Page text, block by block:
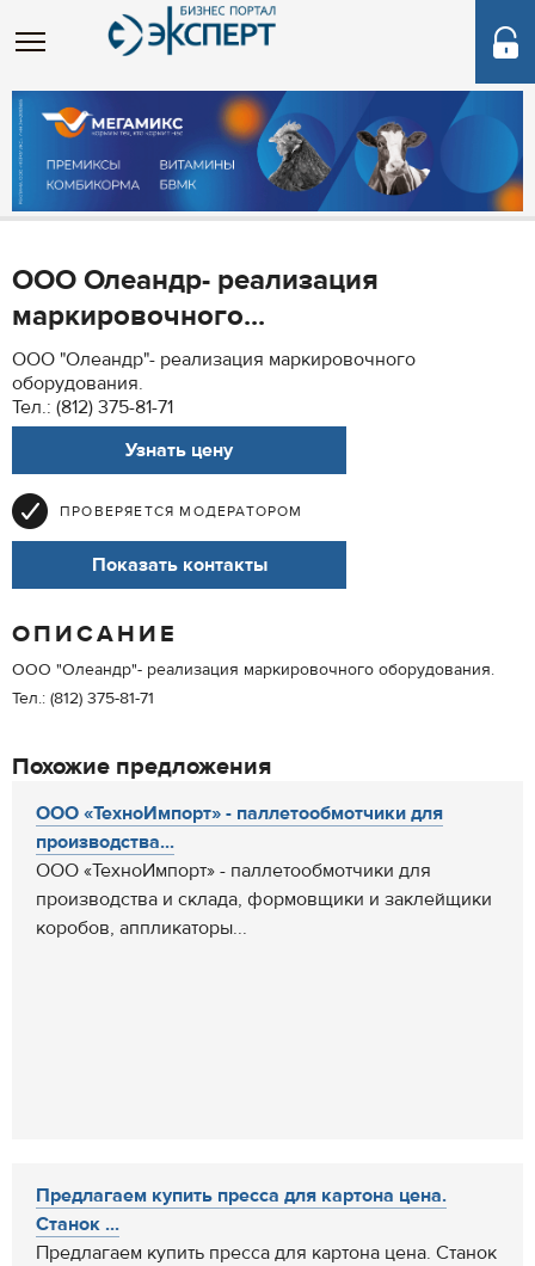
ООО Олеандр- реализация
маркировочного...
ООО "Олеандр"- реализация маркировочного
оборудования.
Тел.: (812) 375-81-71
Узнать цену
ПРОВЕРЯЕТСЯ МОДЕРАТОРОМ
Показать контакты
ОПИСАНИЕ
ООО "Олеандр"- реализация маркировочного оборудования.
Тел.: (812) 375-81-71
Похожие предложения
ООО «ТехноИмпорт» - паллетообмотчики для
производства...
ООО «ТехноИмпорт» - паллетообмотчики для
производства и склада, формовщики и заклейщики
коробов, аппликаторы...
Предлагаем купить пресса для картона цена.
Станок ...
Предлагаем купить пресса для картона цена. Станок